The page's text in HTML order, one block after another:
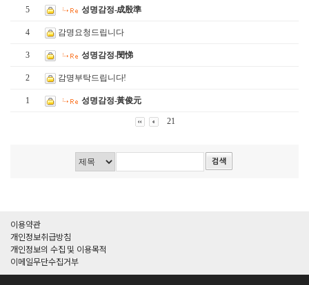
5 성명감정-成殷準
4 감명요청드립니다
3 성명감정-閔悌
2 감명부탁드립니다!
1 성명감정-黃俊元
21
이용약관
개인정보취급방침
개인정보의 수집 및 이용목적
이메일무단수집거부